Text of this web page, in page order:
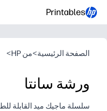
Printables
الصفحة الرئيسية>من HP >
ورشة سانتا
سلسلة ماجيك ميد القابلة